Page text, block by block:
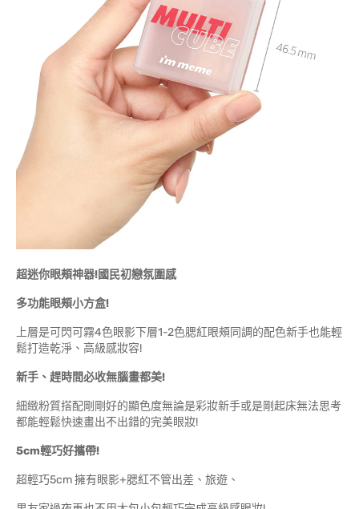
超迷你眼頰神器!國民初戀氛圍感
多功能眼頰小方盒!
上層是可閃可霧4色眼影下層1-2色腮紅眼頰同調的配色新手也能輕
鬆打造乾淨、高級感妝容!
新手、趕時間必收無腦畫都美!
細緻粉質搭配剛剛好的顯色度無論是彩妝新手或是剛起床無法思考
都能輕鬆快速畫出不出錯的完美眼妝!
5cm輕巧好攜帶!
超輕巧5cm 擁有眼影+腮紅不管出差、旅遊、